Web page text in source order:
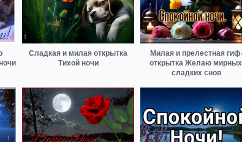
Сладкая и милая открытка
Тихой ночи
Милая и прелестная
открытка Желаю
сладких снов